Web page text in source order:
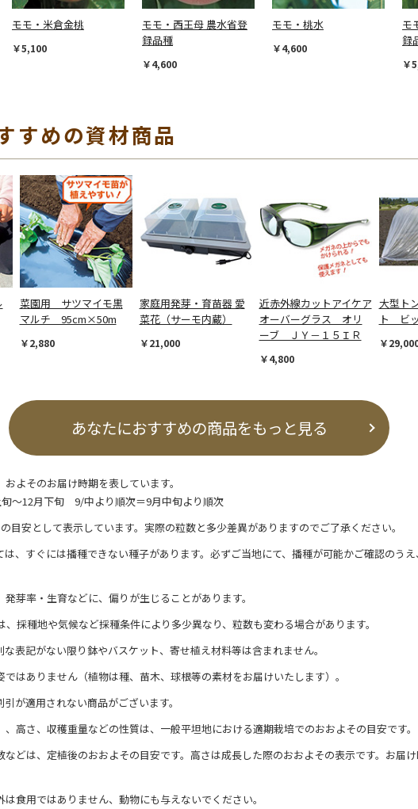
モモ・米倉金桃
￥5,100
モモ・西王母 農水省登
録品種
￥4,600
モモ・桃水
￥4,600
モ
録
￥
すめの資材商品
菜園用 サツマイモ黒
マルチ 95cm×50m
￥2,880
家庭用発芽・育苗器 愛
菜花（サーモ内蔵）
￥21,000
近赤外線カットアイケア
オーバーグラス オリ
ーブ ＪＹ－１５ＩＲ
￥4,800
大型ト
ト ビ
￥
あなたにおすすめの商品をもっと見る
およそのお届け時期を表しています。
～12月下旬 9/中より順次＝9月中旬より順次
目安として表示しています。実際の粒数と多少差異がありますのでご了承ください。
は、すぐには播種できない種子があります。必ずご当地にて、播種が可能かご確認のう
芽率・生育などに、偏りが生じることがあります。
採種地や気候など採種条件により多少異なり、粒数も変わる場合があります。
表記がない限り鉢やバスケット、寄せ植え材料等は含まれません。
はありません（植物は種、苗木、球根等の素材をお届けいたします）。
が適用されない商品がございます。
高さ、収穫重量などの性質は、一般平坦地における適期栽培でのおおよその目安です。
などは、定植後のおおよその目安です。高さは成長した際のおおよその表示です。お届
食用ではありません、動物にも与えないでください。